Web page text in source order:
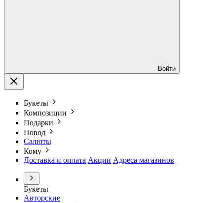
Войти
Букеты
Композиции
Подарки
Повод
Салюты
Кому
Доставка и оплата Акции Адреса магазинов
Букеты
Авторские